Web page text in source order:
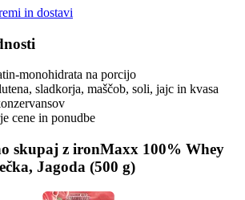
in dostavi
monohidrata na porcijo
sladkorja, maščob, soli, jajc in kvasa
cene in ponudbe
skupaj z ironMaxx 100% Whey
Jagoda (500 g)